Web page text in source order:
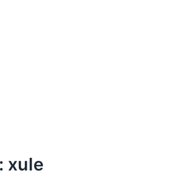
xule